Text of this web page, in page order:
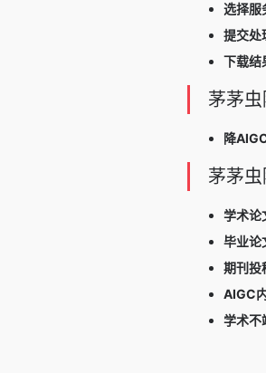
选择服
提交处
下载结
茅茅
降
茅茅
学术论
毕业论
期刊投
AIGC
学术不